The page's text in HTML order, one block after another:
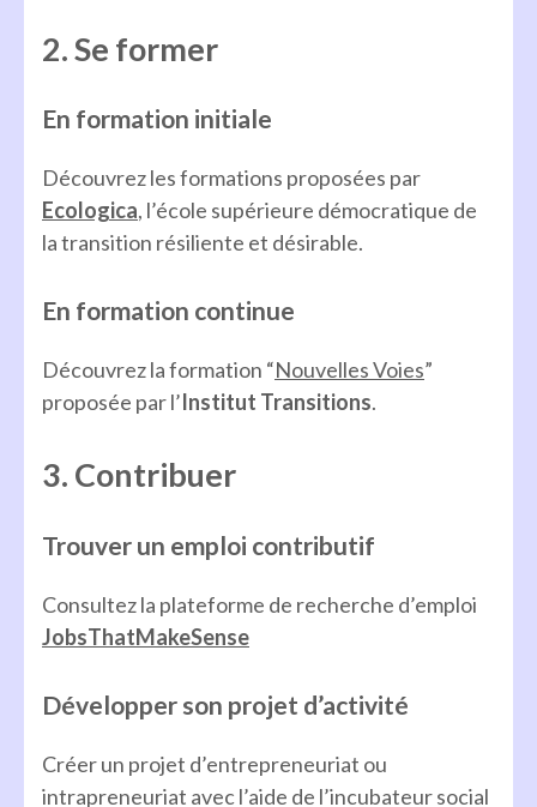
2. Se former
En formation initiale
Découvrez les formations proposées par
Ecologica, l’école supérieure démocratique de
la transition résiliente et désirable.
En formation continue
Découvrez la formation “Nouvelles Voies”
proposée par l’Institut Transitions.
3. Contribuer
Trouver un emploi contributif
Consultez la plateforme de recherche d’emploi
JobsThatMakeSense
Développer son projet d’activité
Créer un projet d’entrepreneuriat ou
intrapreneuriat avec l’aide de l’incubateur social